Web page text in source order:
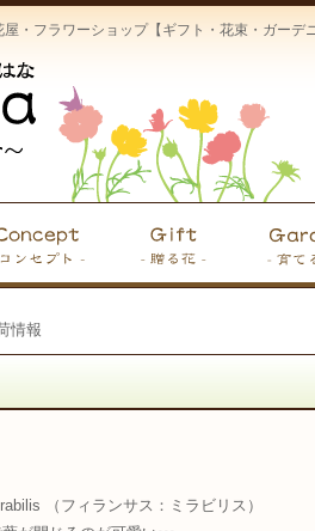
・フラワーショップ【ギフト・花束・ガーデ
情報
（フィランサス：ミラビリス）